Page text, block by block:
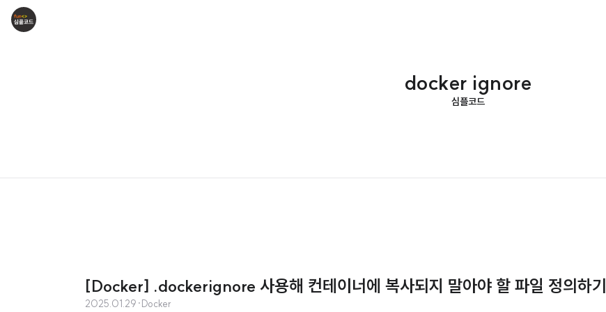
docker ignore
심플코드
[Docker] .dockerignore 사용해 컨테이너에 복사되지 말아야 할 파일 정의하기
2025.01.29 ·Docker